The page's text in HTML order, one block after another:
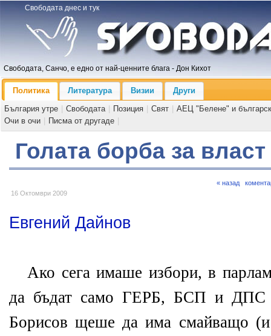
Свободата днес и тук
Свободата, Санчо, е едно от най-ценните блага - Дон Кихот
Политика Литература Визии
Други
България утре
Свободата Позиция Свят
АЕЦ "Белене" и
Очи в очи
Писма от другаде
Голата борба за
16 Октомври 2009
« назад
Евгений Дайнов
Ако сега имаше избори, в
да бъдат само ГЕРБ, БСП и ДПС
Борисов щеше да има смайващо (и